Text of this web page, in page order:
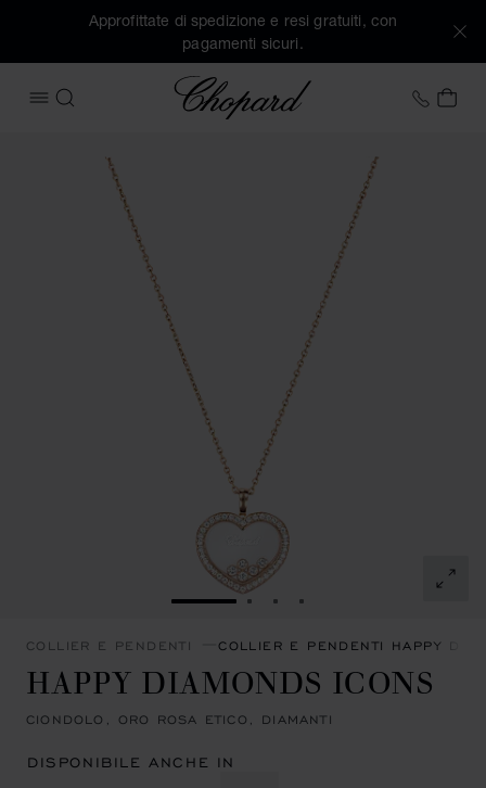
Approfittate di spedizione e resi gratuiti, con
pagamenti sicuri.
APRIRE IL MENU
CERCA
Chopard +41
IL
VAI ALLA SLIDE 1
VAI ALLA SLIDE 2
VAI ALLA SLIDE 3
VAI ALLA SLIDE 4
COLLIER E PENDENTI COLLIER E PENDENTI HAPPY
HAPPY DIAMONDS ICONS
CIONDOLO, ORO ROSA ETICO, DIAMANTI
DISPONIBILE ANCHE IN